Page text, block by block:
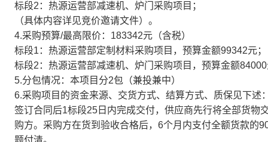
标段2：热源运营部减速机、炉门采购项目；
（具体内容详见竞价邀请文件）。
4.采购预算/最高限价：183342元（含税）
标段1：热源运营部定制材料采购项目，预算金额99342元；
标段2：热源运营部减速机、炉门采购项目，预算金额
5.分包情况：本项目分2包（兼投兼中）
6.采购项目的资金来源、交货方式、结算方式、质保见下述
签订合同后1标段25日内完成交付，供应商先行将全部货物
购方。采购方在货到验收合格后，6个月内支付全额货款的
题付清。